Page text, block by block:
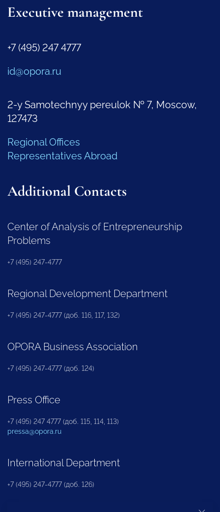
Executive management
+7 (495) 247 4777
id@opora.ru
2-y Samotechnyy pereulok № 7, Moscow,
127473
Regional Offices
Representatives Abroad
Additional Contacts
Center of Analysis of Entrepreneurship
Problems
+7 (495) 247-4777
Regional Development Department
+7 (495) 247-4777 (доб. 116, 117, 132)
OPORA Business Association
+7 (495) 247-4777 (доб. 124)
Press Office
+7 (495) 247 4777 (доб. 115, 114, 113)
pressa@opora.ru
International Department
+7 (495) 247-4777 (доб. 126)